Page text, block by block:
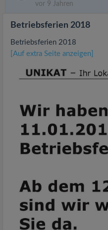
vor 9 Jahren
Betriebsferien 2018
Betriebsferien 2018
[Auf extra Seite anzeigen]